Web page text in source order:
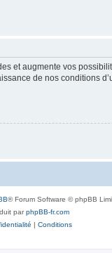
et augmente vos
de nos conditions
® Forum Software © phpBB
parphpBB-fr.com
| Conditions